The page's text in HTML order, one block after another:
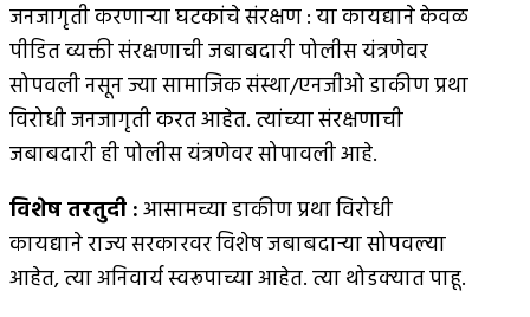
जनजागृती करणार्‍या घटकांचे संरक्षण : या कायद्याने केवळ
पीडित व्यक्ती संरक्षणाची जबाबदारी पोलीस यंत्रणेवर
सोपवली नसून ज्या सामाजिक संस्था/एनजीओ डाकीण प्रथा
विरोधी जनजागृती करत आहेत. त्यांच्या संरक्षणाची
जबाबदारी ही पोलीस यंत्रणेवर सोपावली आहे.
विशेष तरतुदी :आसामच्या डाकीण प्रथा विरोधी
कायद्याने राज्य सरकारवर विशेष जबाबदार्‍या सोपवल्या
आहेत, त्या अनिवार्य स्वरूपाच्या आहेत. त्या थोडक्यात पाहू.